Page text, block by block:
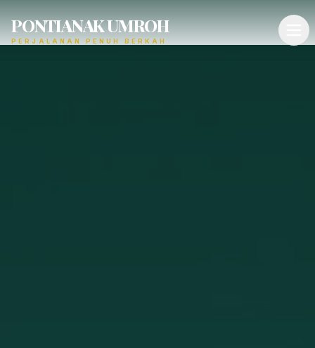
PONTIANAK UMROH
PERJALANAN PENUH BERKAH